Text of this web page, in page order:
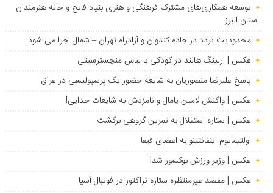
توسعه همکاری‌های مشترک فرهنگی و هنری بنیاد فاتح و خانه هنرمندان
استان البرز
محدودیت تردد در جاده کندوان و آزادراه تهران – شمال اجرا می شود
عکس | ارلینگ هالند در کودکی با لباس منچسترسیتی
پاسخ علیرضا منصوریان به شایعه حضور یک پرسپولیسی در عراق
عکس | واکنش لامین یامال و نامزدش به شایعات جدایی!
عکس | ستاره استقلال به تمرین گروهی برگشت
اولتیماتوم اینفانتینو به اعضای فیفا
عکس | وزیر ورزش بوکسور شد!
عکس | مقصد غیرمنتظره ستاره تراکتور در فوتبال آسیا